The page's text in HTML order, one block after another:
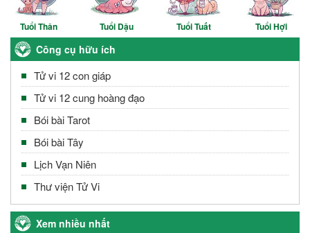
Tuổi Thân Tuổi Dậu Tuổi Tuất Tuổi Hợi
Công cụ hữu ích
Tử vi 12 con giáp
Tử vi 12 cung hoàng đạo
Bói bài Tarot
Bói bài Tây
Lịch Vạn Niên
Thư viện Tử Vi
Xem nhiều nhất